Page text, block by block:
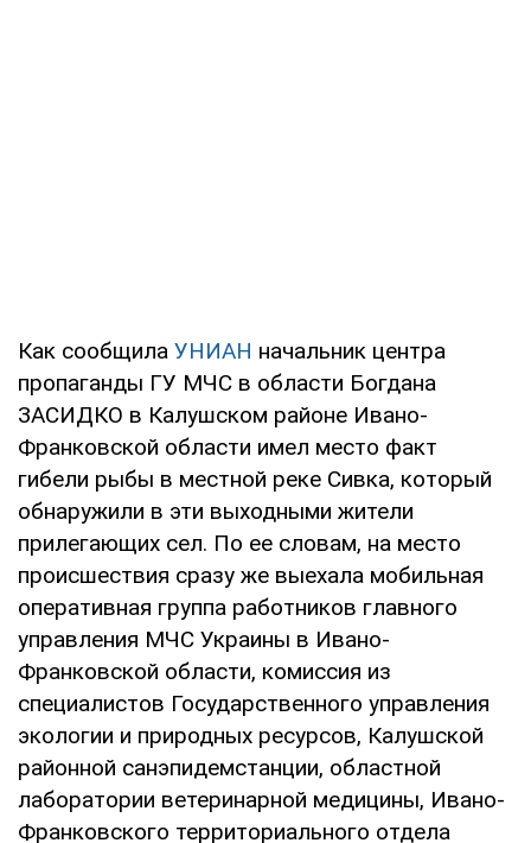
Как сообщила УНИАН начальник центра
пропаганды ГУ МЧС в области Богдана
ЗАСИДКО в Калушском районе Ивано-
Франковской области имел место факт
гибели рыбы в местной реке Сивка, который
обнаружили в эти выходными жители
прилегающих сел. По ее словам, на место
происшествия сразу же выехала мобильная
оперативная группа работников главного
управления МЧС Украины в Ивано-
Франковской области, комиссия из
специалистов Государственного управления
экологии и природных ресурсов, Калушской
районной санэпидемстанции, областной
лаборатории ветеринарной медицины, Ивано-
Франковского территориального отдела